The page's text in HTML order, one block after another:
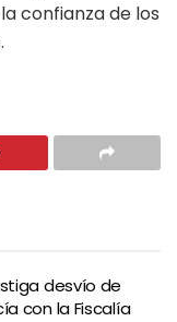
confianza de los
desvío de
con la Fiscalía